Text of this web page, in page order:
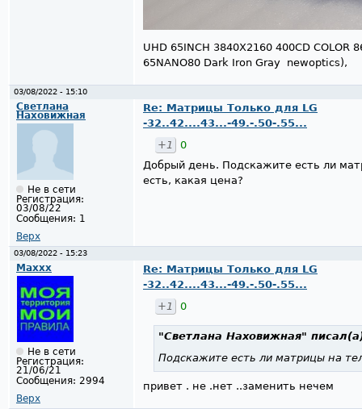
UHD 65INCH 3840X2160 400CD COLOR
65NANO80 Dark Iron Gray newoptics),
03/08/2022 - 15:10
Светлана
Наховижная
Не в сети
Регистрация:
03/08/22
Сообщения: 1
Верх
Re: Матрицы Только для LG
-32..42....43...-49.-.50-.55...
+1
0
Добрый день. Подскажите есть ли
есть, какая цена?
03/08/2022 - 15:23
Maxxx
Не в сети
Регистрация:
21/06/21
Сообщения: 2994
Верх
Re: Матрицы Только для LG
-32..42....43...-49.-.50-.55...
+1
0
"Светлана Наховижная"
Подскажите есть ли матрицы на
привет . не .нет ..заменить нечем